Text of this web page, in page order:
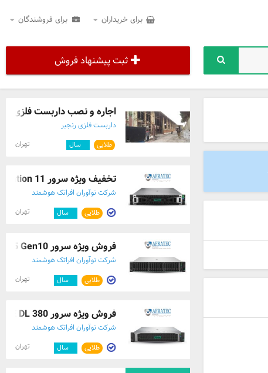
برای خریداران برای فروشندگان
ثبت پیشنهاد فروش
اجاره و نصب داربست فلزی
داربست فلزی رنجبر
طلایی سال تهران
تخفیف ویژه سرور HPE DL 380 Generation 11
شرکت نوآوران افراتک هوشمند
طلایی سال تهران
فروش ویژه سرور HPE ProLiant DL385 Gen10
شرکت نوآوران افراتک هوشمند
طلایی سال تهران
فروش ویژه سرور HPE DL 380 نسل دهم
شرکت نوآوران افراتک هوشمند
طلایی سال تهران